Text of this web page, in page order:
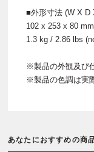
■外形寸法 (W X D
102 x 253 x 80
1.3 kg / 2.86 lbs
※製品の外観及び
※製品の色調は実
あなたにおすすめの商